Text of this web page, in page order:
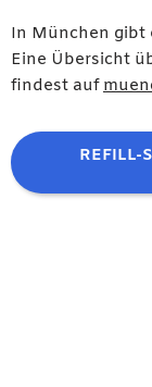
In München gibt
Eine Übersicht
findest auf
REFILL-